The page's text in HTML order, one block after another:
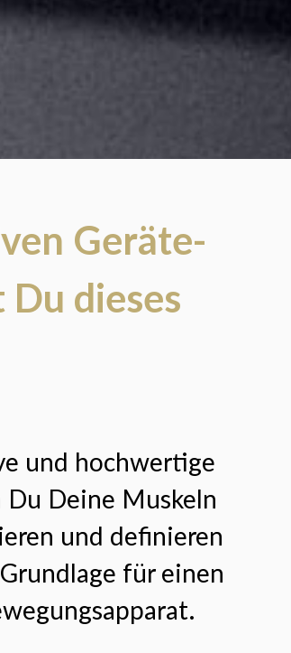
Geräte-
dieses
und hochwertige
Du Deine Muskeln
und definieren
für einen